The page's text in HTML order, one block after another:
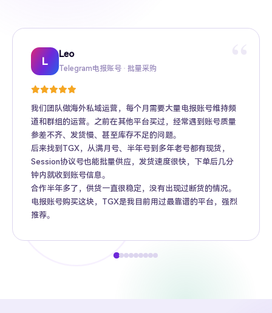
L
Leo
Telegram电报账号 · 批量采购
我们团队做海外私域运营，每个月需要大量电报账号维持频
道和群组的运营。之前在其他平台买过，经常遇到账号质量
参差不齐、发货慢、甚至库存不足的问题。
后来找到TGX，从满月号、半年号到多年老号都有现货，
Session协议号也能批量供应，发货速度很快，下单后几分
钟内就收到账号信息。
合作半年多了，供货一直很稳定，没有出现过断货的情况。
电报账号购买这块，TGX是我目前用过最靠谱的平台，强烈
推荐。
Sarah
Twitter推特高粉号 · Web3项目推广
Kevin
TikTok账号 · 跨境电商矩阵运营
Mike
Facebook广告账号 · 跨境广告投放
Amy
Instagram账号 · 品牌海外推广
Daniel
Gmail账号 · Apple ID · AI工具账号
Jason
YouTube账号 · 内容变现
Wing
Telegram Premium代充 · 个人用户
Richard
海外账号批发 · MCN机构